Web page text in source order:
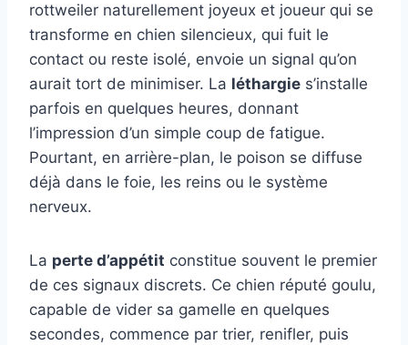
rottweiler naturellement joyeux et joueur qui se
transforme en chien silencieux, qui fuit le
contact ou reste isolé, envoie un signal qu’on
aurait tort de minimiser. La léthargie s’installe
parfois en quelques heures, donnant
l’impression d’un simple coup de fatigue.
Pourtant, en arrière-plan, le poison se diffuse
déjà dans le foie, les reins ou le système
nerveux.
La perte d’appétit constitue souvent le premier
de ces signaux discrets. Ce chien réputé goulu,
capable de vider sa gamelle en quelques
secondes, commence par trier, renifler, puis